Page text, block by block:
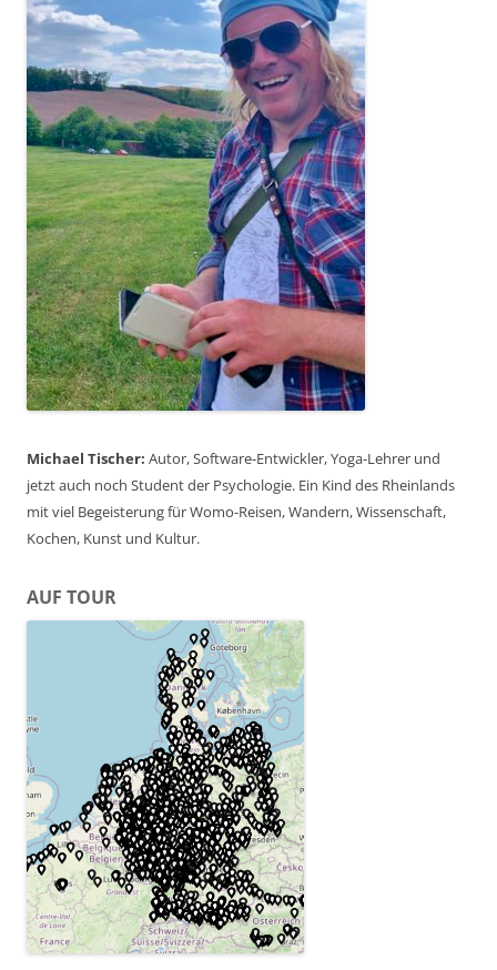
Michael Tischer: Autor, Software-Entwickler, Yoga-Lehrer und
jetzt auch noch Student der Psychologie. Ein Kind des Rheinlands
mit viel Begeisterung für Womo-Reisen, Wandern, Wissenschaft,
Kochen, Kunst und Kultur.
AUF TOUR